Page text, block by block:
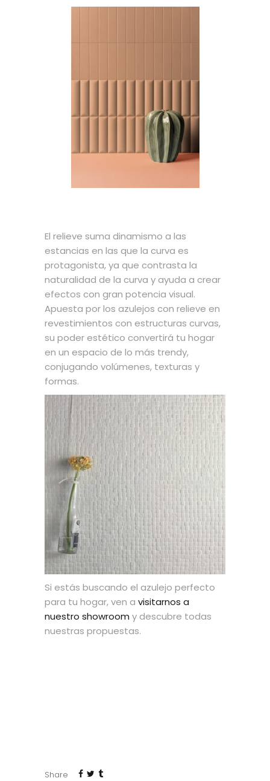
El relieve suma dinamismo a las
estancias en las que la curva es
protagonista, ya que contrasta la
naturalidad de la curva y ayuda a crear
efectos con gran potencia visual.
Apuesta por los azulejos con relieve en
revestimientos con estructuras curvas,
su poder estético convertirá tu hogar
en un espacio de lo más trendy,
conjugando volúmenes, texturas y
formas.
Si estás buscando el azulejo perfecto
para tu hogar, ven a visitarnos a
nuestro showroom y descubre todas
nuestras propuestas.
Share